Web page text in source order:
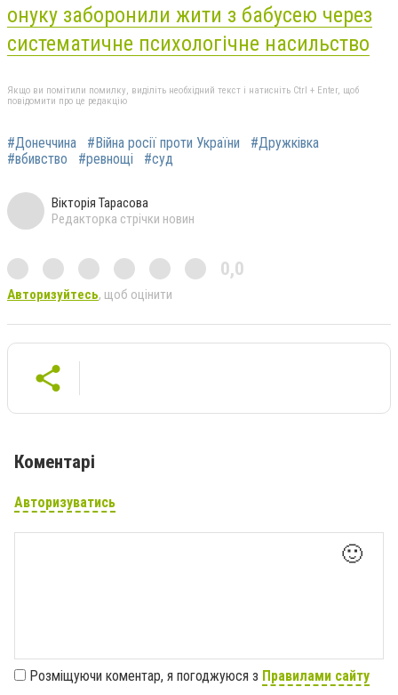
онуку заборонили жити з бабусею через
систематичне психологічне насильство
Якщо ви помітили помилку, виділіть необхідний текст і натисніть Ctrl + Enter, щоб
повідомити про це редакцію
#Донеччина #Війна росії проти України
#Дружківка
#вбивство
#ревнощі #суд
Вікторія Тарасова
Редакторка стрічки новин
0,0
Авторизуйтесь, щоб оцінити
Коментарі
Авторизуватись
🙂
Розміщуючи коментар, я погоджуюся з Правилами сайту